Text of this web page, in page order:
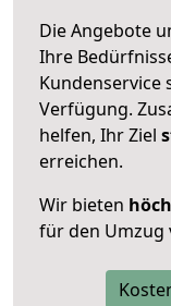
Die Angebote
Ihre
Kundenservice
Verfügung.
helfen, Ihr Ziel
erreichen.
Wir bieten
für den Umzug